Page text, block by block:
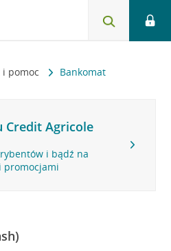
i pomoc Bankomat
Credit Agricole
i bądź na
promocjami